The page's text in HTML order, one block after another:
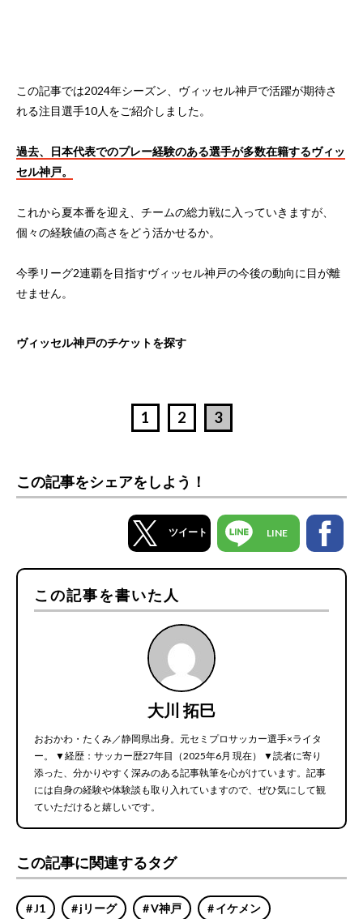
この記事では2024年シーズン、ヴィッセル神戸で活躍が期待さ
れる注目選手10人をご紹介しました。
過去、日本代表でのプレー経験のある選手が多数在籍するヴィッ
セル神戸。
これから夏本番を迎え、チームの総力戦に入っていきますが、
個々の経験値の高さをどう活かせるか。
今季リーグ2連覇を目指すヴィッセル神戸の今後の動向に目が離
せません。
ヴィッセル神戸のチケットを探す
1 2 3
この記事をシェアをしよう！
ツイート LINE
この記事を書いた人
大川 拓巳
おおかわ・たくみ／静岡県出身。元セミプロサッカー選手×ライタ
ー。 ▼経歴：サッカー歴27年目（2025年6月 現在） ▼読者に寄り
添った、分かりやすく深みのある記事執筆を心がけています。記事
には自身の経験や体験談も取り入れていますので、ぜひ気にして観
ていただけると嬉しいです。
この記事に関連するタグ
J1 jリーグ V神戸 イケメン